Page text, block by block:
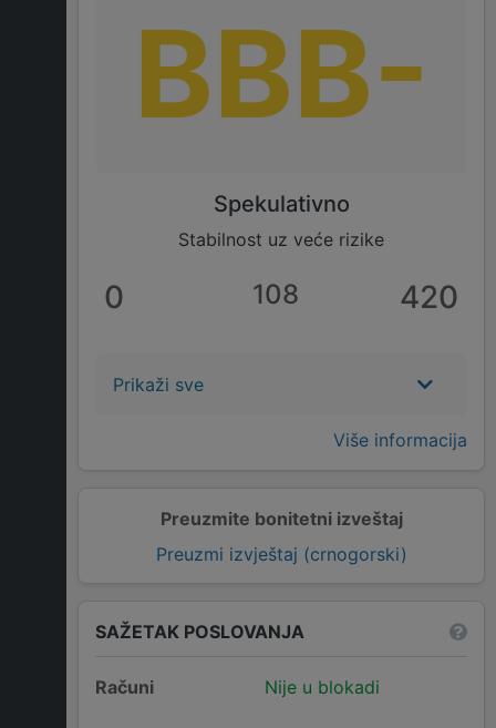
Preuzmite bonitetni izveštaj
Preuzmi izvještaj (crnogorski)
BBB-
Spekulativno
Stabilnost uz veće rizike
0 108 420
Prikaži sve
Više informacija
SAŽETAK POSLOVANJA
Računi Nije u blokadi